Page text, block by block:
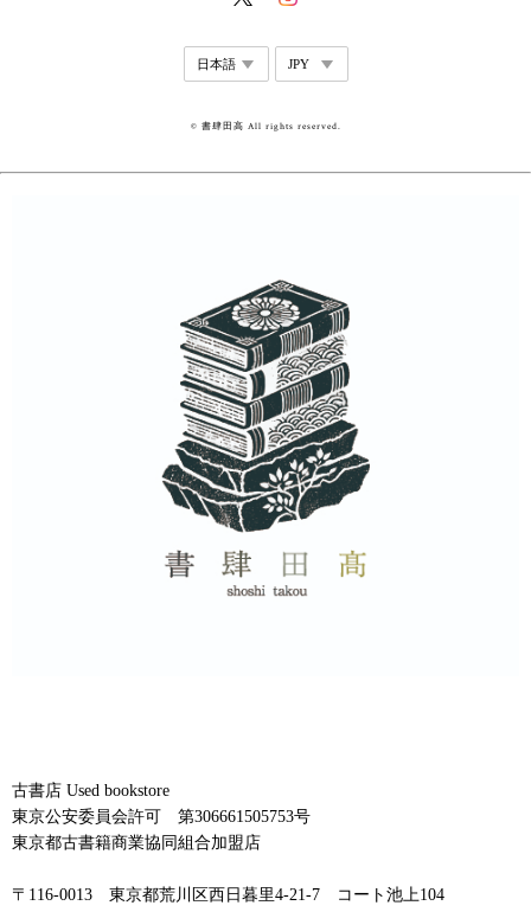
© 書肆田高 All rights reserved.
古書店 Used bookstore
東京公安委員会許可 第306661505753号
東京都古書籍商業協同組合加盟店
〒116-0013 東京都荒川区西日暮里4-21-7 コート池上104